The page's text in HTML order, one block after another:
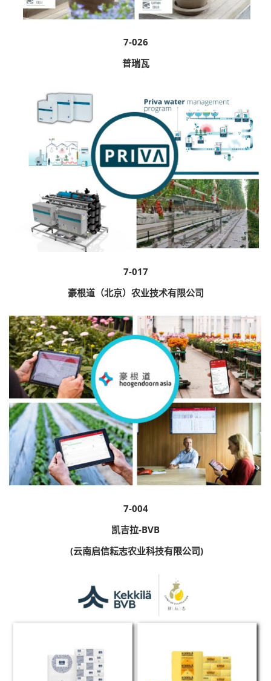
7-026
普瑞瓦
7-017
豪根道（北京）农业技术有限公司
7-004
凯吉拉-BVB
(云南启信耘志农业科技有限公司)